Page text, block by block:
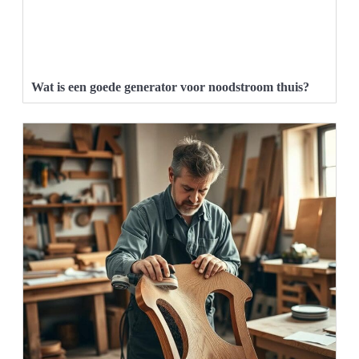
Wat is een goede generator voor noodstroom thuis?